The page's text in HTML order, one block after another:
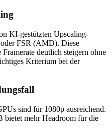
KI-gestützten Upscaling-
FSR (AMD). Diese
deutlich steigern ohne
Kriterium bei der
sind für 1080p ausreichend.
mehr Headroom für die